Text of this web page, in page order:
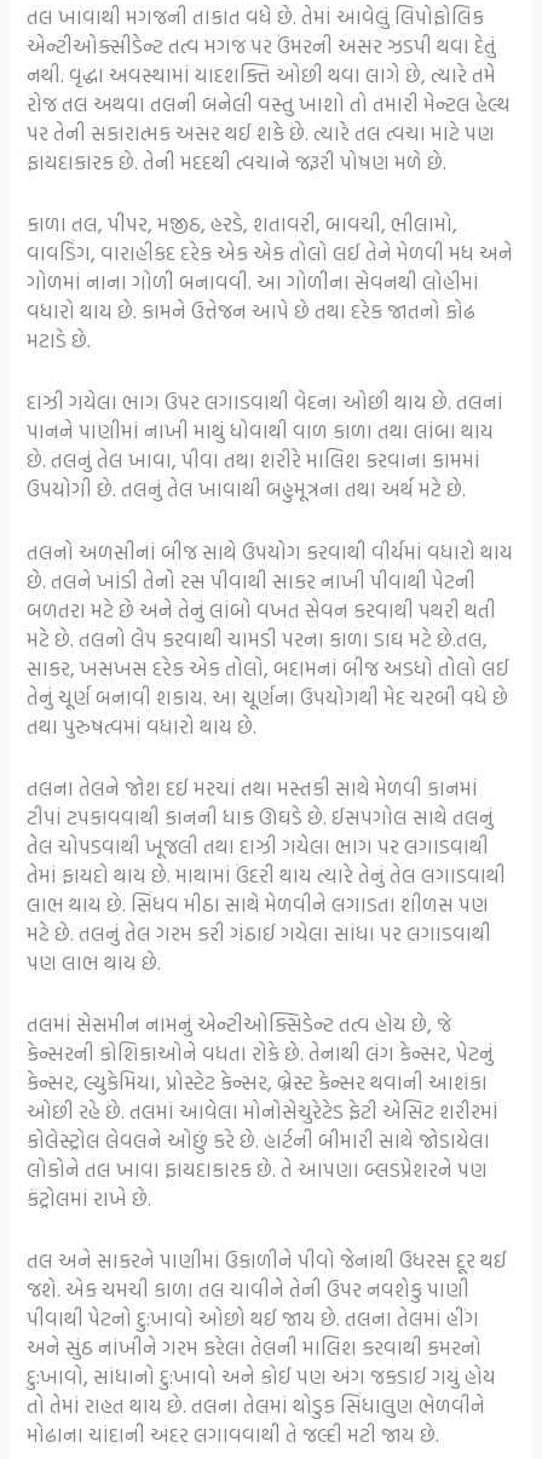
તલ ખાવાથી મગજની તાકાત વધે છે. તેમાં આવેલું લિપોફોલિક
એન્ટીઓક્સીડેન્ટ તત્વ મગજ પર ઉંમરની અસર ઝડપી થવા દેતું
નથી. વૃદ્ધા અવસ્થામાં યાદશક્તિ ઓછી થવા લાગે છે, ત્યારે તમે
રોજ તલ અથવા તલની બનેલી વસ્તુ ખાશો તો તમારી મેન્ટલ હેલ્થ
પર તેની સકારાત્મક અસર થઈ શકે છે. ત્યારે તલ ત્વચા માટે પણ
ફાયદાકારક છે. તેની મદદથી ત્વચાને જરૂરી પોષણ મળે છે.
કાળા તલ, પીપર, મજીઠ, હરડે, શતાવરી, બાવચી, ભીલામો,
વાવડિંગ, વારાહીકંદ દરેક એક એક તોલો લઈ તેને મેળવી મધ અને
ગોળમાં નાના ગોળી બનાવવી. આ ગોળીના સેવનથી લોહીમાં
વધારો થાય છે. કામને ઉત્તેજન આપે છે તથા દરેક જાતનો કોઢ
મટાડે છે.
દાઝી ગયેલા ભાગ ઉપર લગાડવાથી વેદના ઓછી થાય છે. તલનાં
પાનને પાણીમાં નાખી માથું ધોવાથી વાળ કાળા તથા લાંબા થાય
છે. તલનું તેલ ખાવા, પીવા તથા શરીરે માલિશ કરવાના કામમાં
ઉપયોગી છે. તલનું તેલ ખાવાથી બહુમૂત્રના તથા અર્થ મટે છે.
તલનો અળસીનાં બીજ સાથે ઉપયોગ કરવાથી વીર્યમાં વધારો થાય
છે. તલને ખાંડી તેનો રસ પીવાથી સાકર નાખી પીવાથી પેટની
બળતરા મટે છે અને તેનું લાંબો વખત સેવન કરવાથી પથરી થતી
મટે છે. તલનો લેપ કરવાથી ચામડી પરના કાળા ડાઘ મટે છે.તલ,
સાકર, ખસખસ દરેક એક તોલો, બદામનાં બીજ અડધો તોલો લઈ
તેનું ચૂર્ણ બનાવી શકાય. આ ચૂર્ણના ઉપયોગથી મેદ ચરબી વધે છે
તથા પુરુષત્વમાં વધારો થાય છે.
તલના તેલને જોશ દઈ મરચાં તથા મસ્તકી સાથે મેળવી કાનમાં
ટીપાં ટપકાવવાથી કાનની ધાક ઊઘડે છે. ઈસપગોલ સાથે તલનું
તેલ ચોપડવાથી ખૂજલી તથા દાઝી ગયેલા ભાગ પર લગાડવાથી
તેમાં ફાયદો થાય છે. માથામાં ઉંદરી થાય ત્યારે તેનું તેલ લગાડવાથી
લાભ થાય છે. સિંધવ મીઠા સાથે મેળવીને લગાડતા શીળસ પણ
મટે છે. તલનું તેલ ગરમ કરી ગંઠાઈ ગયેલા સાંધા પર લગાડવાથી
પણ લાભ થાય છે.
તલમાં સેસમીન નામનું એન્ટીઓક્સિડેન્ટ તત્વ હોય છે, જે
કેન્સરની કોશિકાઓને વધતા રોકે છે. તેનાથી લંગ કેન્સર, પેટનું
કેન્સર, લ્યુકેમિયા, પ્રોસ્ટેટ કેન્સર, બ્રેસ્ટ કેન્સર થવાની આશંકા
ઓછી રહે છે. તલમાં આવેલા મોનોસેચુરેટેડ ફેટી એસિટ શરીરમાં
કોલેસ્ટ્રોલ લેવલને ઓછું કરે છે. હાર્ટની બીમારી સાથે જોડાયેલા
લોકોને તલ ખાવા ફાયદાકારક છે. તે આપણા બ્લડપ્રેશરને પણ
કંટ્રોલમાં રાખે છે.
તલ અને સાકરને પાણીમાં ઉકાળીને પીવો જેનાંથી ઉધરસ દૂર થઈ
જશે. એક ચમચી કાળા તલ ચાવીને તેની ઉપર નવશેકુ પાણી
પીવાથી પેટનો દુ:ખાવો ઓછો થઈ જાય છે. તલના તેલમાં હીંગ
અને સુંઠ નાંખીને ગરમ કરેલા તેલની માલિશ કરવાથી કમરનો
દુ:ખાવો, સાંધાનો દુ:ખાવો અને કોઈ પણ અંગ જકડાઈ ગયું હોય
તો તેમાં રાહત થાય છે. તલના તેલમાં થોડુક સિંધાલુણ ભેળવીને
મોઢાના ચાંદાની અંદર લગાવવાથી તે જલ્દી મટી જાય છે.